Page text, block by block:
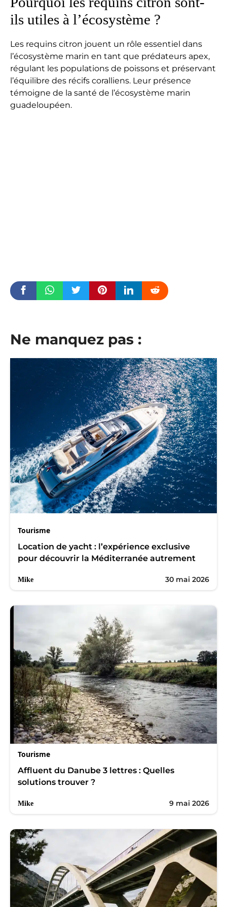
ils utiles à l’écosystème ?
Les requins citron jouent un rôle essentiel dans
l’écosystème marin en tant que prédateurs apex,
régulant les populations de poissons et préservant
l’équilibre des récifs coralliens. Leur présence
témoigne de la santé de l’écosystème marin
guadeloupéen.
Ne manquez pas :
Tourisme
Location de yacht : l’expérience exclusive
pour découvrir la Méditerranée autrement
Mike 30 mai 2026
Tourisme
Affluent du Danube 3 lettres : Quelles
solutions trouver ?
Mike 9 mai 2026